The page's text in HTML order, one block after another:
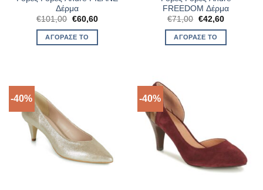
Δέρμα
€101,00 Original
was:
€101,00.
€60,60Η
ΑΓΌΡΑΣΈ ΤΟ
FREEDOM Δέρμα
€71,00 Original
was:
€71,00.
€42,60Η
ΑΓΌΡΑΣΈ ΤΟ
-40% -40%